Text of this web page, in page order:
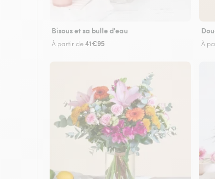
Bisous et sa bulle d'eau
À partir de41€95 À